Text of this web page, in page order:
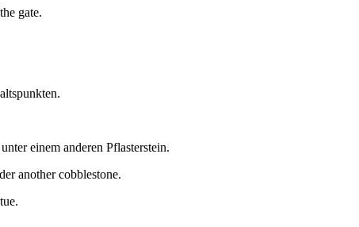
gate.
einem anderen Pflasterstein.
another cobblestone.